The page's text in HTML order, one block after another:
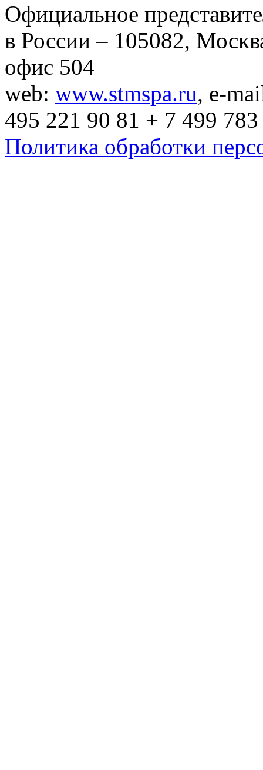
Официальное
в России – 105082,
офис 504
web: www.stmspa.ru, e-
495 221 90 81 + 7 499
Политика обработки